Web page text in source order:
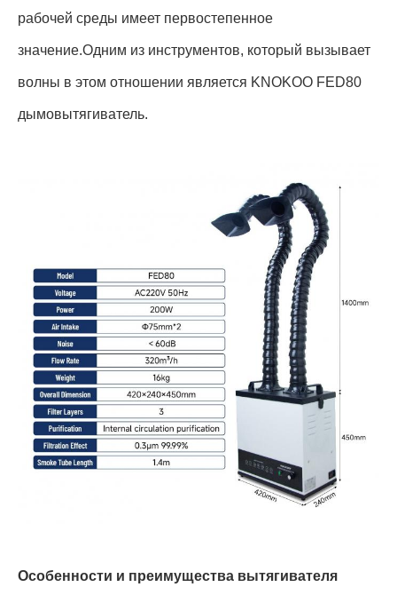
рабочей среды имеет первостепенное
значение.Одним из инструментов, который вызывает
волны в этом отношении является KNOKOO FED80
дымовытягиватель.
Особенности и преимущества вытягивателя